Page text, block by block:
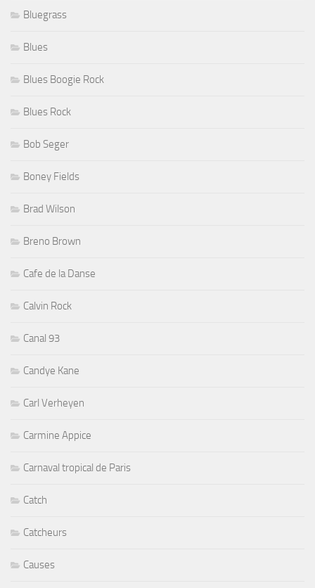
Bluegrass
Blues
Blues Boogie Rock
Blues Rock
Bob Seger
Boney Fields
Brad Wilson
Breno Brown
Cafe de la Danse
Calvin Rock
Canal 93
Candye Kane
Carl Verheyen
Carmine Appice
Carnaval tropical de Paris
Catch
Catcheurs
Causes